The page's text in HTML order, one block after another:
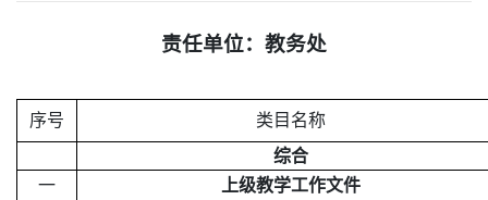
责任单位：教务处
序号
类目名称
综合
一
上级教学工作文件